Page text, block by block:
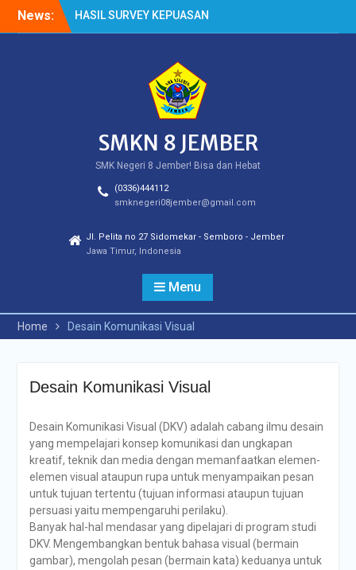
News:
HASIL SURVEY KEPUASAN
PELANGGAN
Cek Kesehatan Gratis
SMKN 8 JEMBER
SMK Negeri 8 Jember! Bisa dan Hebat
(0336)444112
smknegeri08jember@gmail.com
Jl. Pelita no 27 Sidomekar - Semboro - Jember
Jawa Timur, Indonesia
Menu
Home Desain Komunikasi Visual
Desain Komunikasi Visual
Desain Komunikasi Visual (DKV) adalah cabang ilmu desain
yang mempelajari konsep komunikasi dan ungkapan
kreatif, teknik dan media dengan memanfaatkan elemen-
elemen visual ataupun rupa untuk menyampaikan pesan
untuk tujuan tertentu (tujuan informasi ataupun tujuan
persuasi yaitu mempengaruhi perilaku).
Banyak hal-hal mendasar yang dipelajari di program studi
DKV. Mengembangkan bentuk bahasa visual (bermain
gambar), mengolah pesan (bermain kata) keduanya untuk